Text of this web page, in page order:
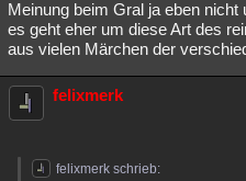
Meinung beim Gral ja eben
es geht eher um diese Art des
aus vielen Märchen der
felixmerk
felixmerk schrieb: